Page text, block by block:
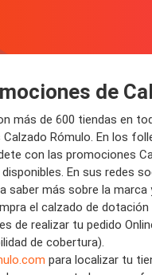
de
más de 600 tiendas en
Rómulo. En los
con las promociones
En sus redes
saber más sobre la
el calzado de
de realizar tu pedido
de cobertura).
para localizar tu